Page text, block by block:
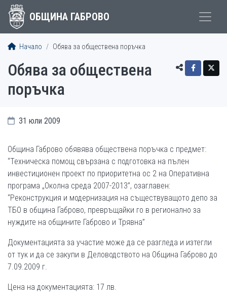
ОБЩИНА ГАБРОВО
Начало Обява за обществена поръчка
Обява за обществена
поръчка
31 юли 2009
Община Габрово обявява обществена поръчка с предмет:
“Техническа помощ свързана с подготовка на пълен
инвестиционен проект по приоритетна ос 2 на Оперативна
програма „Околна среда 2007-2013”, озаглавен:
“Реконструкция и модернизация на съществуващото депо за
ТБО в община Габрово, превръщайки го в регионално за
нуждите на общините Габрово и Трявна”
Документацията за участие може да се разгледа и изтегли
от тук и да се закупи в Деловодството на Община Габрово до
7.09.2009 г.
Цена на документацията: 17 лв.